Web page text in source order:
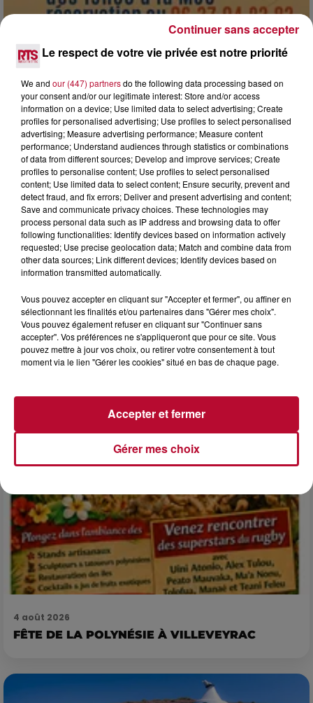
7 août 2026
DINER CONCERT À LA MJC DE MARSEILLAN
6 août 2026
NÎMES : « LE RÊVE DU GLADIATEUR » INVESTIT
LES ARÈNES CES 3...
Après un franc succès l'été dernier, le spectacle « Le Rêve
4 août 2026
FÊTE DE LA POLYNÉSIE À VILLEVEYRAC
Le respect de votre vie privée est notre priorité
We and our (447) partnersdo the following data processing based on
your consent and/or our legitimate interest: Store and/or access
information on a device; Use limited data to select advertising; Create
profiles for personalised advertising; Use profiles to select personalised
advertising; Measure advertising performance; Measure content
performance; Understand audiences through statistics or combinations
of data from different sources; Develop and improve services; Create
profiles to personalise content; Use profiles to select personalised
content; Use limited data to select content; Ensure security, prevent and
detect fraud, and fix errors; Deliver and present advertising and content;
Save and communicate privacy choices. These technologies may
process personal data such as IP address and browsing data to offer
following functionalities: Identify devices based on information actively
requested; Use precise geolocation data; Match and combine data from
other data sources; Link different devices; Identify devices based on
information transmitted automatically.
Vous pouvez accepter en cliquant sur "Accepter et fermer", ou affiner en
sélectionnant les finalités et/ou partenaires dans "Gérer mes choix".
Vous pouvez également refuser en cliquant sur "Continuer sans
accepter". Vos préférences ne s'appliqueront que pour ce site. Vous
pouvez mettre à jour vos choix, ou retirer votre consentement à tout
moment via le lien "Gérer les cookies" situé en bas de chaque page.
Gérer mes choix
Accepter et fermer
Continuer sans accepter